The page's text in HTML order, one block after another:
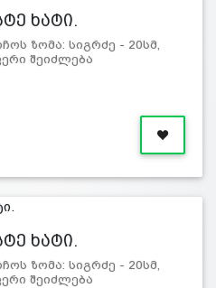
ხატი.
ზომა: სიგრძე - 20სმ,
შეიძლება
ხატი.
ზომა: სიგრძე - 20სმ,
შეიძლება